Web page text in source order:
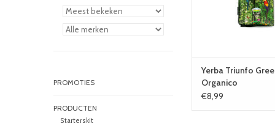
PROMOTIES
PRODUCTEN
Starterskit
Yerba Triunfo
Organico
€8,99